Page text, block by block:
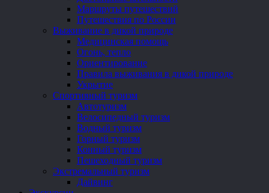
Маршруты путешествий
Путешествия по России
Выживание в дикой природе
Медицинская помощь
Огонь, тепло
Ориентирование
Правила выживания в дикой природе
Укрытие
Спортивный туризм
Автотуризм
Велосипедный туризм
Водный туризм
Горный туризм
Конный туризм
Пешеходный туризм
Экстремальный туризм
Дайвинг